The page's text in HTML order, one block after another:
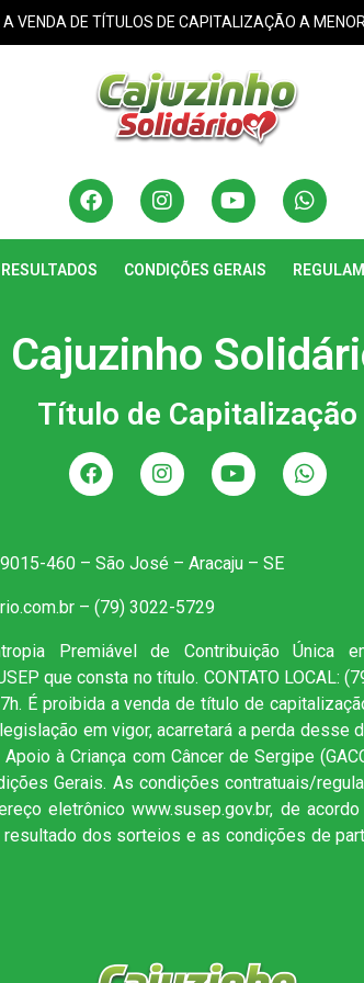
A VENDA DE TÍTULOS DE CAPITALIZAÇÃO A
RESULTADOS CONDIÇÕES GERAIS
Cajuzinho
Título de Capitalização
460 – São José – Aracaju – SE
– (79) 3022-5729
Premiável de Contribuição Única
que consta no título. CONTATO LOCAL:
É proibida a venda de título de
em vigor, acarretará a perda desse
à Criança com Câncer de Sergipe
Gerais. As condições contratuais/
eletrônico www.susep.gov.br, de
dos sorteios e as condições de